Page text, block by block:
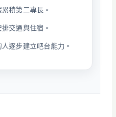
積第二專長。
交通與住宿。
逐步建立吧台能力。